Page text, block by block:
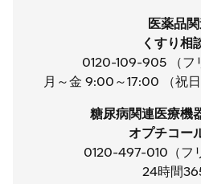
医薬品
くすり相
0120-109-905 （フ
月～金 9:00～17:00 （祝
糖尿病関連医療機
オプチコー
0120-497-010（フ
24時間